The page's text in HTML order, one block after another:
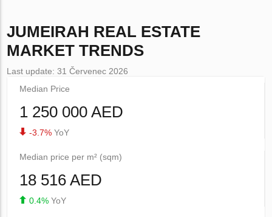
JUMEIRAH REAL ESTATE
MARKET TRENDS
Last update: 31 Červenec 2026
Median Price
1 250 000 AED
-3.7% YoY
Median price per m² (sqm)
18 516 AED
0.4% YoY